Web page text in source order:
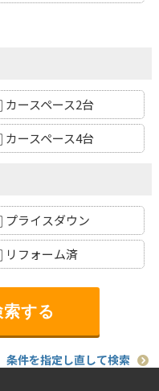
カースペース2台
カースペース4台
プライスダウン
リフォーム済
条件を指定し直して検索